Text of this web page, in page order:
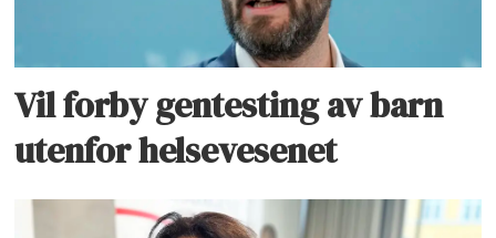
Vil forby gentesting av barn
utenfor helsevesenet